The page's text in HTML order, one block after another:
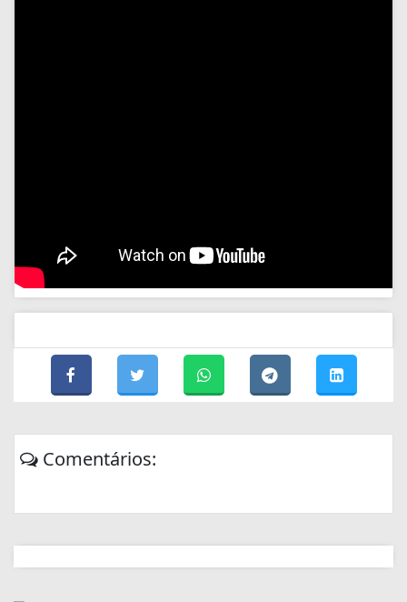
Comentários: